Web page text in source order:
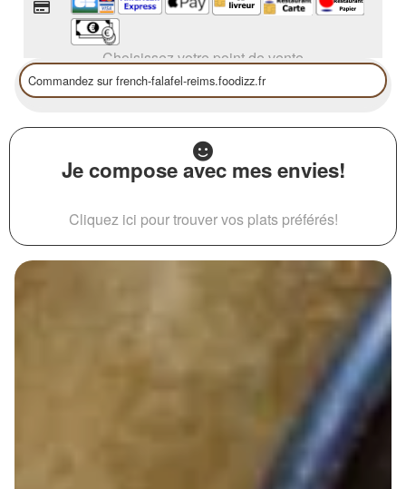
Choisissez votre point de vente
Je compose avec mes envies!
Cliquez ici pour trouver vos plats préférés!